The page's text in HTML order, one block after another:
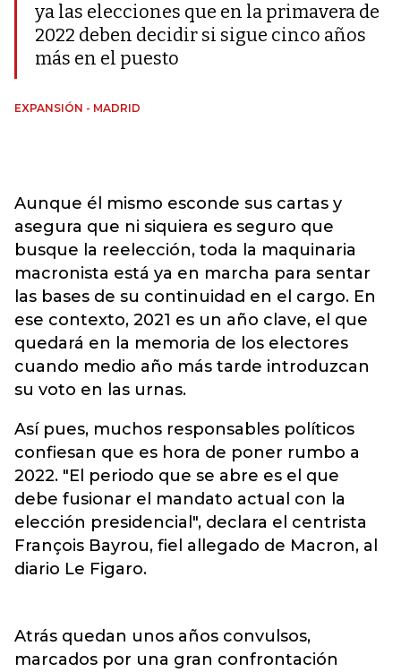
ya las elecciones que en la primavera de
2022 deben decidir si sigue cinco años
más en el puesto
EXPANSIÓN - MADRID
Aunque él mismo esconde sus cartas y
asegura que ni siquiera es seguro que
busque la reelección, toda la maquinaria
macronista está ya en marcha para sentar
las bases de su continuidad en el cargo. En
ese contexto, 2021 es un año clave, el que
quedará en la memoria de los electores
cuando medio año más tarde introduzcan
su voto en las urnas.
Así pues, muchos responsables políticos
confiesan que es hora de poner rumbo a
2022. "El periodo que se abre es el que
debe fusionar el mandato actual con la
elección presidencial", declara el centrista
François Bayrou, fiel allegado de Macron, al
diario Le Figaro.
Atrás quedan unos años convulsos,
marcados por una gran confrontación